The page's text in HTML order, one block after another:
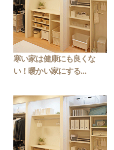
寒い家は健康にも良くな
い！暖かい家にする...